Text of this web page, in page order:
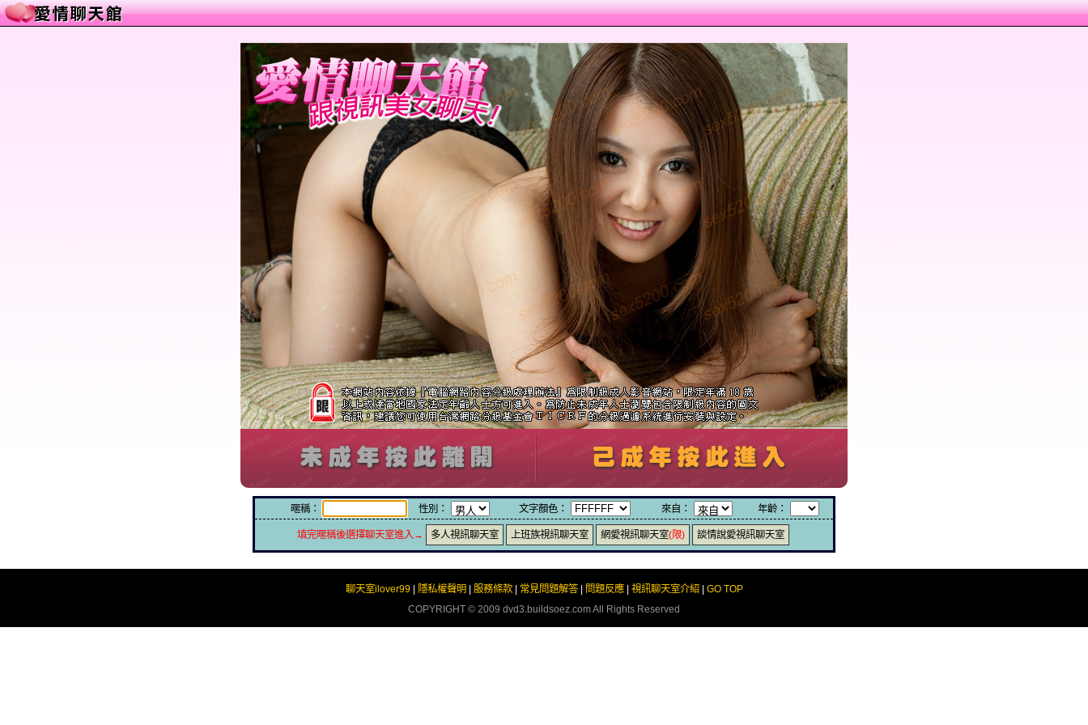
暱稱： 性別： 文字顏色： 來自： 年齡：
填完暱稱後選擇聊天室進入→ 多人視訊聊天室 上班族視訊聊天室 網愛視訊聊天室(限) 談情說愛視訊聊天室
聊天室ilover99| 隱私權聲明 服務條款| 常見問題解答| 問題反應| 視訊聊天室介紹| GO TOP
COPYRIGHT © 2009 dvd3.buildsoez.comAll Rights Reserved